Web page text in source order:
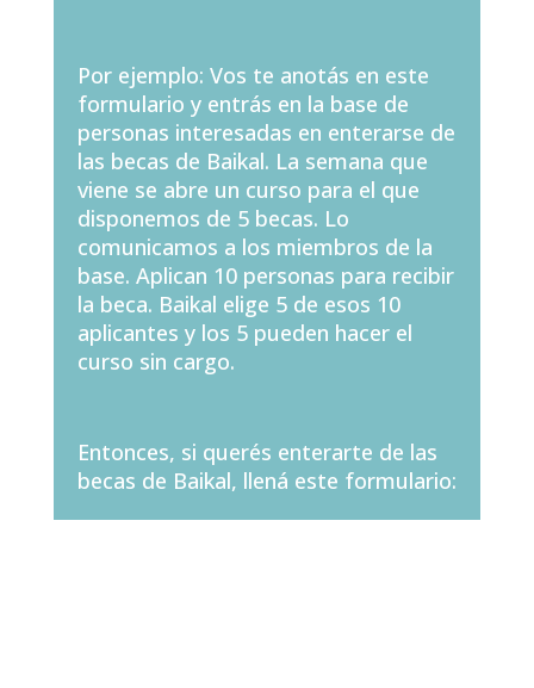
Por ejemplo: Vos te anotás en este
formulario y entrás en la base de
personas interesadas en enterarse de
las becas de Baikal. La semana que
viene se abre un curso para el que
disponemos de 5 becas. Lo
comunicamos a los miembros de la
base. Aplican 10 personas para recibir
la beca. Baikal elige 5 de esos 10
aplicantes y los 5 pueden hacer el
curso sin cargo.
Entonces, si querés enterarte de las
becas de Baikal, llená este formulario: